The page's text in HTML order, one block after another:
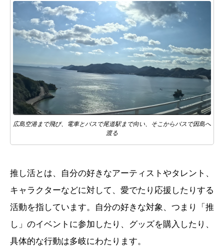
広島空港まで飛び、電車とバスで尾道駅まで向い、そこからバスで因島へ
渡る
推し活とは、自分の好きなアーティストやタレント、
キャラクターなどに対して、愛でたり応援したりする
活動を指しています。自分の好きな対象、つまり「推
し」のイベントに参加したり、グッズを購入したり、
具体的な行動は多岐にわたります。